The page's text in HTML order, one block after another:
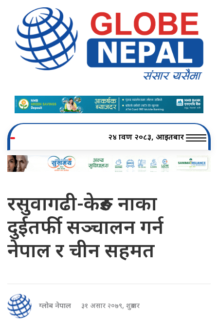
२४ श्रावण २०८३, आइतबार
रसुवागढी-केरुङ नाका
दुईतर्फी सञ्चालन गर्न
नेपाल र चीन सहमत
ग्लोब नेपाल ३१ असार २०७९, शुक्रबार